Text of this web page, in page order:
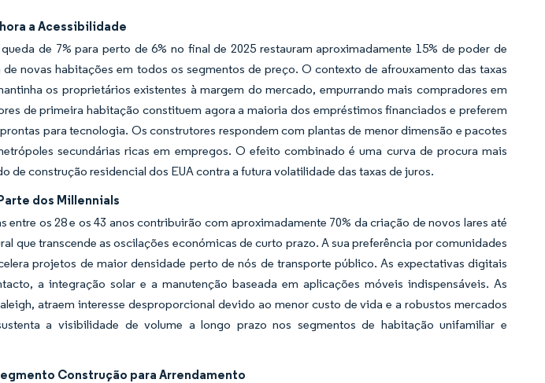
a Acessibilidade
de 7% para perto de 6% no final de 2025 restauram aproximadamente 15% de poder de
novas habitações em todos os segmentos de preço. O contexto de afrouxamento das taxas
os proprietários existentes à margem do mercado, empurrando mais compradores em
de primeira habitação constituem agora a maioria dos empréstimos financiados e preferem
para tecnologia. Os construtores respondem com plantas de menor dimensão e pacotes
secundárias ricas em empregos. O efeito combinado é uma curva de procura mais
de construção residencial dos EUA contra a futura volatilidade das taxas de juros.
dos Millennials
os 28 e os 43 anos contribuirão com aproximadamente 70% da criação de novos lares até
que transcende as oscilações económicas de curto prazo. A sua preferência por comunidades
projetos de maior densidade perto de nós de transporte público. As expectativas digitais
a integração solar e a manutenção baseada em aplicações móveis indispensáveis. As
atraem interesse desproporcional devido ao menor custo de vida e a robustos mercados
a visibilidade de volume a longo prazo nos segmentos de habitação unifamiliar e
Construção para Arrendamento